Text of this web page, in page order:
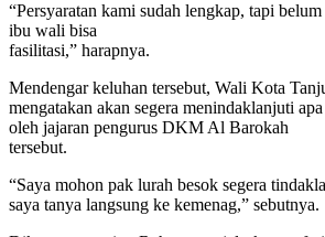
“Persyaratan kami sudah lengkap, tapi
ibu wali bisa
fasilitasi,” harapnya.
Mendengar keluhan tersebut, Wali Kota
mengatakan akan segera menindaklanjuti
oleh jajaran pengurus DKM Al Barokah
tersebut.
“Saya mohon pak lurah besok segera
saya tanya langsung ke kemenag,” sebutnya.